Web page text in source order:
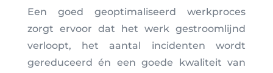
Een goed geoptimaliseerd werkproces
zorgt ervoor dat het werk gestroomlijnd
verloopt, het aantal incidenten wordt
gereduceerd én een goede kwaliteit van